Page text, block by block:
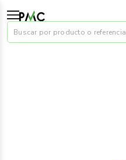
Buscar por producto o referencia